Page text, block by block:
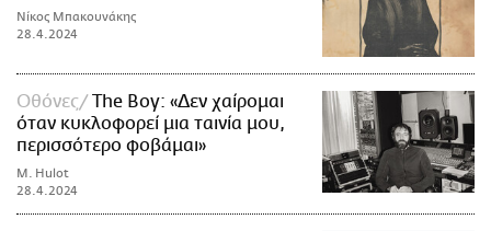
Νίκος Μπακουνάκης
28.4.2024
Οθόνες
The Boy: «Δεν χαίρομαι
όταν κυκλοφορεί μια ταινία μου,
περισσότερο φοβάμαι»
M. Hulot
28.4.2024